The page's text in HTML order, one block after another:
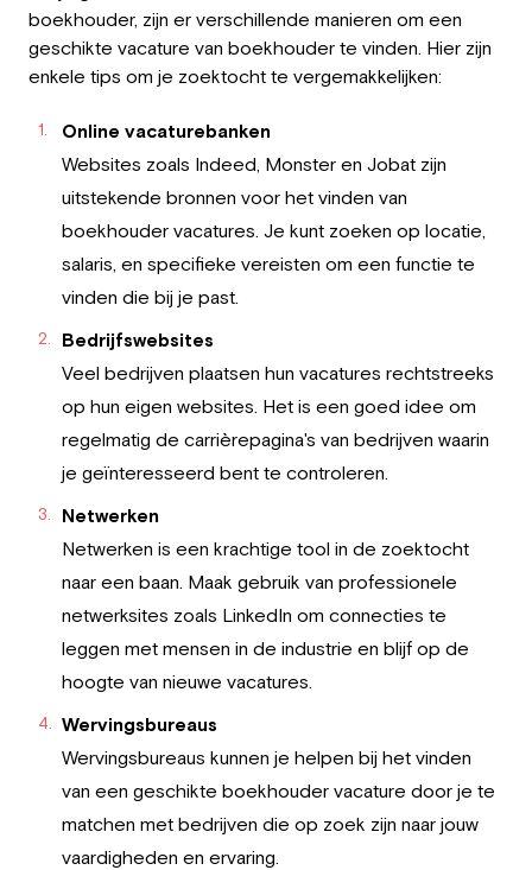
boekhouder, zijn er verschillende manieren om een
geschikte vacature van boekhouder te vinden. Hier zijn
enkele tips om je zoektocht te vergemakkelijken:
Online vacaturebanken
Websites zoals Indeed, Monster en Jobat zijn
uitstekende bronnen voor het vinden van
boekhouder vacatures. Je kunt zoeken op locatie,
salaris, en specifieke vereisten om een functie te
vinden die bij je past.
Bedrijfswebsites
Veel bedrijven plaatsen hun vacatures rechtstreeks
op hun eigen websites. Het is een goed idee om
regelmatig de carrièrepagina's van bedrijven waarin
je geïnteresseerd bent te controleren.
Netwerken
Netwerken is een krachtige tool in de zoektocht
naar een baan. Maak gebruik van professionele
netwerksites zoals LinkedIn om connecties te
leggen met mensen in de industrie en blijf op de
hoogte van nieuwe vacatures.
Wervingsbureaus
Wervingsbureaus kunnen je helpen bij het vinden
van een geschikte boekhouder vacature door je te
matchen met bedrijven die op zoek zijn naar jouw
vaardigheden en ervaring.